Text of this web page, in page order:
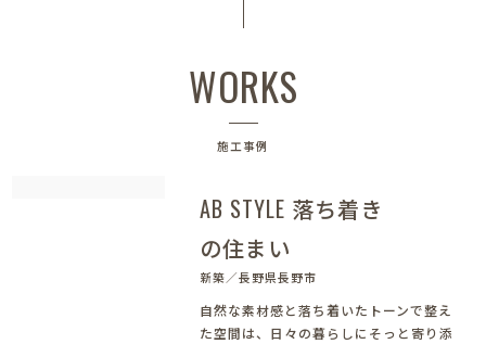
WORKS
施工事例
AB STYLE 落ち着き
の住まい
新築／長野県長野市
自然な素材感と落ち着いたトーンで整え
た空間は、日々の暮らしにそっと寄り添